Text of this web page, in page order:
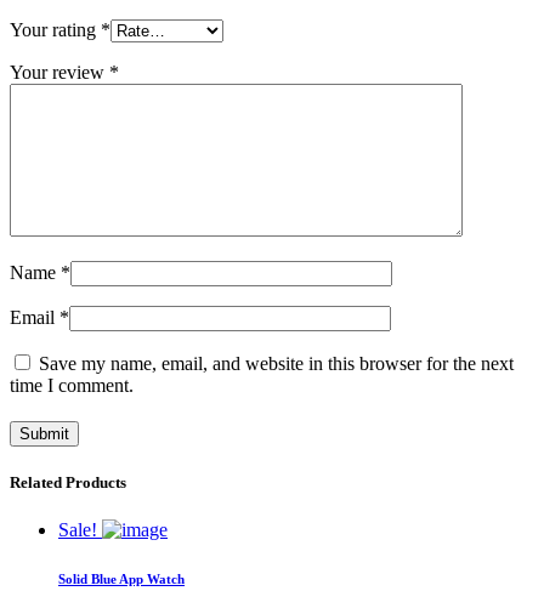
Your rating *
Your review *
Name *
Email *
Save my name, email, and website in this browser for the next
time I comment.
Related Products
Sale!
Solid Blue App Watch